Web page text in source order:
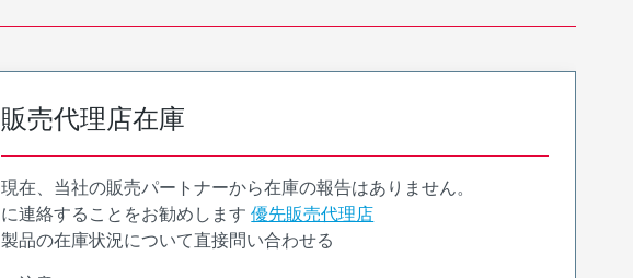
販売代理店在庫
現在、当社の販売パートナーから在庫の報告はありません。
に連絡することをお勧めします 優先販売代理店
製品の在庫状況について直接問い合わせる